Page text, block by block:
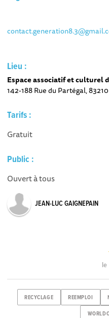
Lieu :
Espace associatif et culturel
142-188 Rue du Partégal,
Tarifs :
Gratuit
Public :
Ouvert à tous
JEAN-LUC GAIGNEPAIN
le
RECYCLAGE REEMPLOI